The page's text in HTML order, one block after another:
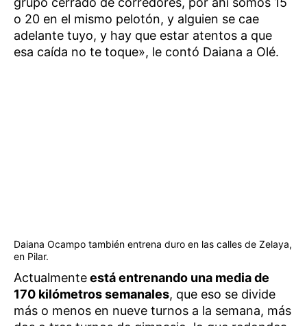
o 20 en el mismo pelotón, y alguien se cae
adelante tuyo, y hay que estar atentos a que
esa caída no te toque», le contó Daiana a Olé.
Daiana Ocampo también entrena duro en las calles de Zelaya,
en Pilar.
Actualmenteestá entrenando una media de
170 kilómetros semanales, que eso se divide
más o menos en nueve turnos a la semana, más